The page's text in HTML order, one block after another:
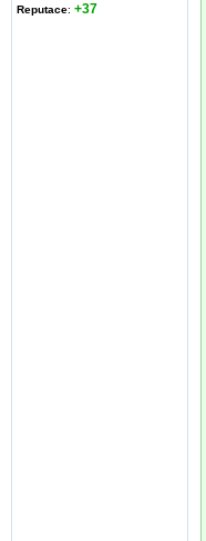
Reputace: +37